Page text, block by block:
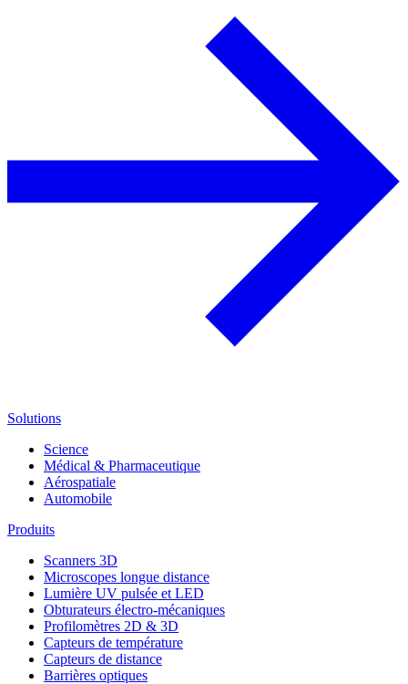
Solutions
Science
Médical & Pharmaceutique
Aérospatiale
Automobile
Produits
Scanners 3D
Microscopes longue distance
Lumière UV pulsée et LED
Obturateurs électro-mécaniques
Profilomètres 2D & 3D
Capteurs de température
Capteurs de distance
Barrières optiques